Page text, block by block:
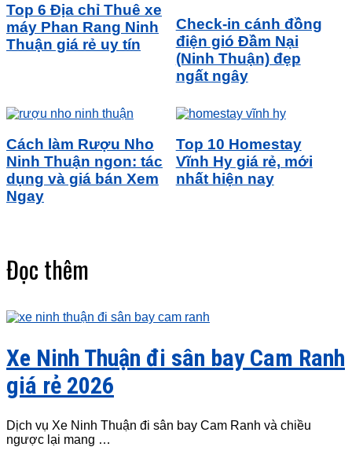
Top 6 Địa chỉ Thuê xe
máy Phan Rang Ninh
Thuận giá rẻ uy tín
Check-in cánh đồng
điện gió Đầm Nại
(Ninh Thuận) đẹp
ngất ngây
Cách làm Rượu Nho
Ninh Thuận ngon: tác
dụng và giá bán Xem
Ngay
Top 10 Homestay
Vĩnh Hy giá rẻ, mới
nhất hiện nay
Đọc thêm
Xe Ninh Thuận đi sân bay Cam Ranh
giá rẻ 2026
Dịch vụ Xe Ninh Thuận đi sân bay Cam Ranh và chiều
ngược lại mang …